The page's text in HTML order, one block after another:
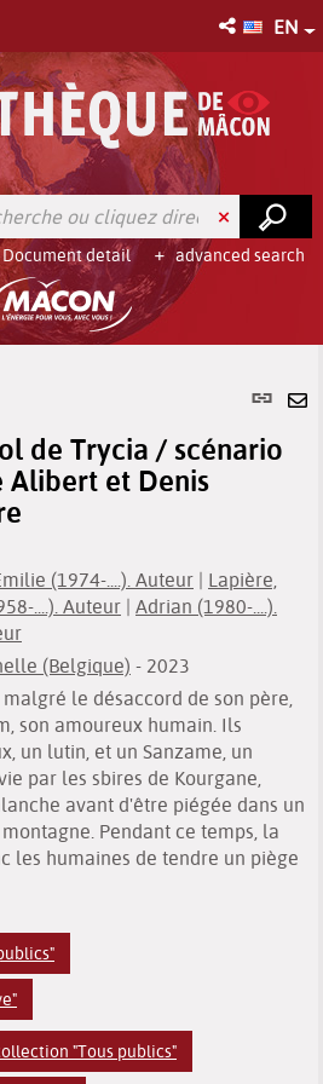
EN
advanced search
Document detail
link
de Trycia / scénario
Alibert et Denis
(1974-....). Auteur | Lapière,
....). Auteur | Adrian (1980-....).
(Belgique) - 2023
le désaccord de son père,
son amoureux humain. Ils
un lutin, et un Sanzame, un
par les sbires de Kourgane,
avant d'être piégée dans un
Pendant ce temps, la
les humaines de tendre un piège
"Tous publics"